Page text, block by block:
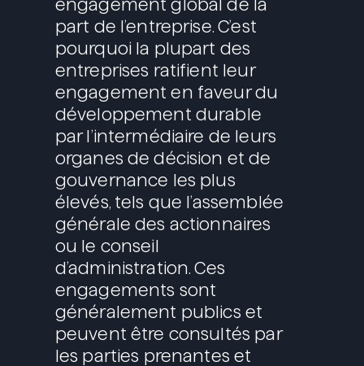
engagement global de la
part de l’entreprise. C’est
pourquoi la plupart des
entreprises ratifient leur
engagement en faveur du
développement durable
par l’intermédiaire de leurs
organes de décision et de
gouvernance les plus
élevés, tels que l’assemblée
générale des actionnaires
ou le conseil
d’administration. Ces
engagements sont
généralement publics et
peuvent être consultés par
les parties prenantes et